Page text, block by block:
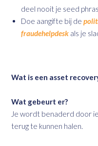
deel nooit je seed
Doe aangifte bij de
fraudehelpdesk als je
Wat is een asset
Wat gebeurt er?
Je wordt benaderd door
terug te kunnen halen.